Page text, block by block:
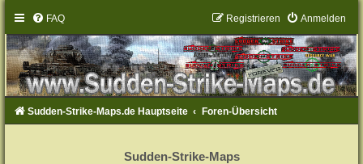
FAQ Anmelden
Registrieren
Sudden-Strike-Maps.de Hauptseite Foren-Übersicht
Sudden-Strike-Maps